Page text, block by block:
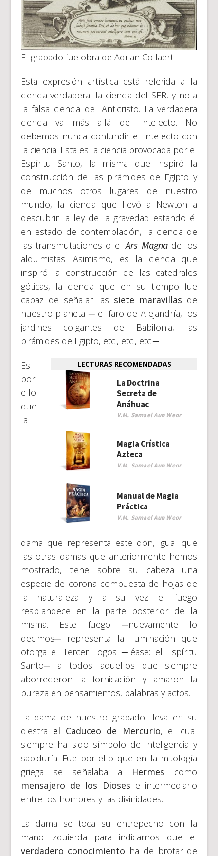
El grabado fue obra de Adrian Collaert.
Esta expresión artística está referida a la
ciencia verdadera, la ciencia del SER, y no a
la falsa ciencia del Anticristo. La verdadera
ciencia va más allá del intelecto. No
debemos nunca confundir el intelecto con
la ciencia. Esta es la ciencia provocada por el
Espíritu Santo, la misma que inspiró la
construcción de las pirámides de Egipto y
de muchos otros lugares de nuestro
mundo, la ciencia que llevó a Newton a
descubrir la ley de la gravedad estando él
en estado de contemplación, la ciencia de
las transmutaciones o elArs Magna de los
alquimistas. Asimismo, es la ciencia que
inspiró la construcción de las catedrales
góticas, la ciencia que en su tiempo fue
capaz de señalar las siete maravillas de
nuestro planeta ─ el faro de Alejandría, los
jardines colgantes de Babilonia, las
pirámides de Egipto, etc., etc., etc.─.
LECTURAS RECOMENDADAS
La Doctrina
Secreta de
Anáhuac
V.M. Samael Aun Weor
Magia Crística
Azteca
V.M. Samael Aun Weor
Manual de Magia
Práctica
V.M. Samael Aun Weor
Es
por
ello
que
la
dama que representa este don, igual que
las otras damas que anteriormente hemos
mostrado, tiene sobre su cabeza una
especie de corona compuesta de hojas de
la naturaleza y a su vez el fuego
resplandece en la parte posterior de la
misma. Este fuego ─nuevamente lo
decimos─ representa la iluminación que
otorga el Tercer Logos ─léase: el Espíritu
Santo─ a todos aquellos que siempre
aborrecieron la fornicación y amaron la
pureza en pensamientos, palabras y actos.
La dama de nuestro grabado lleva en su
diestra el Caduceo de Mercurio, el cual
siempre ha sido símbolo de inteligencia y
sabiduría. Fue por ello que en la mitología
griega se señalaba a Hermes como
mensajero de los Dioses e intermediario
entre los hombres y las divinidades.
La dama se toca su entrepecho con la
mano izquierda para indicarnos que el
verdadero conocimiento ha de brotar de